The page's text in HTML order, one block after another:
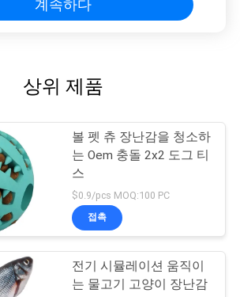
계속하다
상위 제품
볼 펫 츄 장난감을 청소하
는 Oem 충돌 2x2 도그 티
스
$0.9/pcs MOQ:100 PC
접촉
전기 시뮬레이션 움직이
는 물고기 고양이 장난감